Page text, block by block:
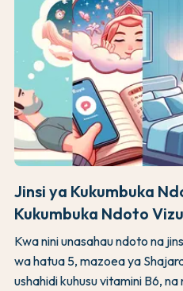
Jinsi ya Kukumbuka
Kukumbuka Ndoto
Kwa nini unasahau ndoto na
wa hatua 5, mazoea ya
ushahidi kuhusu vitamini B6,